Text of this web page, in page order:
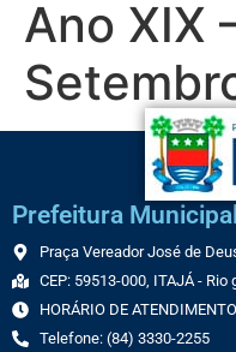
Ano XIX
Prefeitura
Praça Vereador José de
CEP: 59513-000, ITAJÁ - Rio
HORÁRIO DE
Telefone: (84) 3330-2255